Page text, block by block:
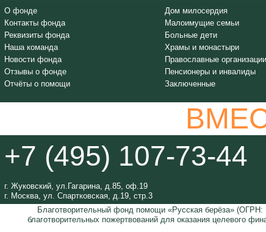
О фонде
Контакты фонда
Реквизиты фонда
Наша команда
Новости фонда
Отзывы о фонде
Отчёты о помощи
Дом милосердия
Малоимущие семьи
Больные дети
Храмы и монастыри
Православные организации
Пенсионеры и инвалиды
Заключенные
+7 (495) 107-73-44
г. Жуковский, ул.Гагарина, д.85, оф.19
г. Москва, ул. Спартковская, д.19, стр.3
Благотворительный фонд помощи «Русская берёза» (ОГРН:
благотворительных пожертвований для оказания целевого